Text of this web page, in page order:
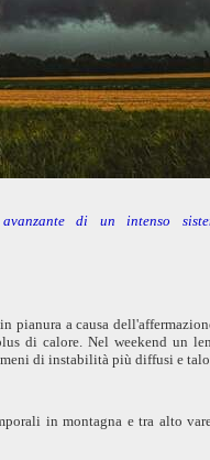
di un intenso
pianura a causa
di calore. Nel weekend un
di instabilità più diffusi e
in montagna e tra alto